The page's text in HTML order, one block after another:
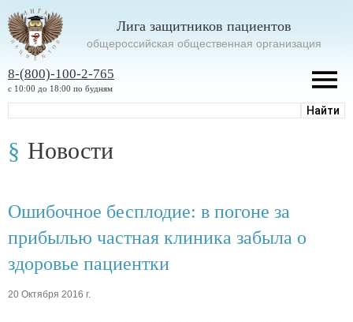
Лига защитников пациентов
oбщероссийская общественная организация
8-(800)-100-2-765
с 10:00 до 18:00 по будням
Новости
Ошибочное бесплодие: в погоне за
прибылью частная клиника забыла о
здоровье пациентки
20 Октября 2016 г.